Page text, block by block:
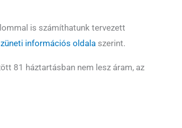
is számíthatunk tervezett
információs oldala szerint.
81 háztartásban nem lesz áram, az